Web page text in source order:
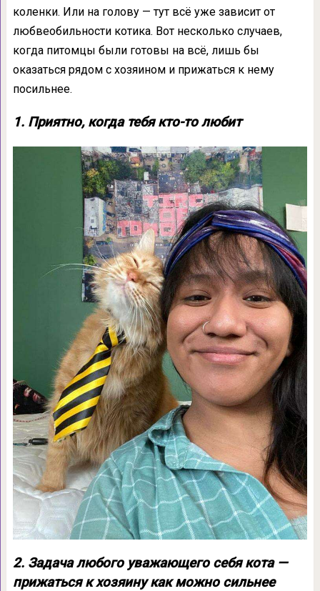
коленки. Или на голову — тут всё уже зависит от
любвеобильности котика. Вот несколько случаев,
когда питомцы были готовы на всё, лишь бы
оказаться рядом с хозяином и прижаться к нему
посильнее.
1. Приятно, когда тебя кто-то любит
2. Задача любого уважающего себя кота —
прижаться к хозяину как можно сильнее